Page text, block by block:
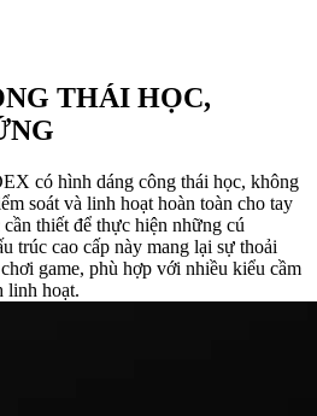
THÁI HỌC,
có hình dáng công thái học, không
soát và linh hoạt hoàn toàn cho tay
thiết để thực hiện những cú
trúc cao cấp này mang lại sự thoải
game, phù hợp với nhiều kiểu cầm
linh hoạt.